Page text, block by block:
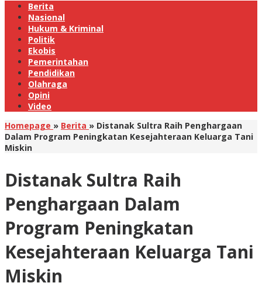
Berita
Nasional
Hukum & Kriminal
Politik
Ekobis
Pemerintahan
Pendidikan
Olahraga
Opini
Video
Homepage » Berita » Distanak Sultra Raih Penghargaan
Dalam Program Peningkatan Kesejahteraan Keluarga Tani
Miskin
Distanak Sultra Raih
Penghargaan Dalam
Program Peningkatan
Kesejahteraan Keluarga Tani
Miskin